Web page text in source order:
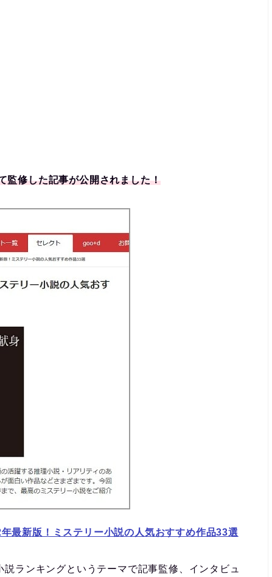
監修した記事が公開されました！
年最新版！ミステリー小説の人気おすすめ作品33選
ランキングというテーマで記事監修、インタビュ